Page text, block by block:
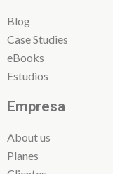
Blog
Case Studies
eBooks
Estudios
Empresa
About us
Planes